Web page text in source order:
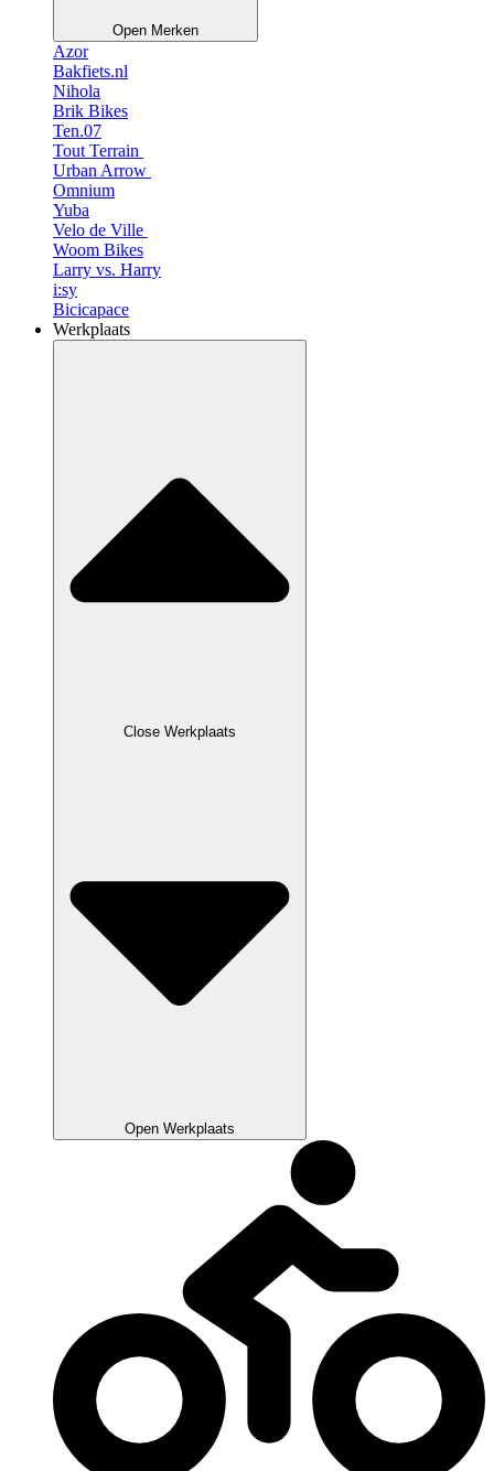
Open Merken
Azor
Bakfiets.nl
Nihola
Brik Bikes
Ten.07
Tout Terrain
Urban Arrow
Omnium
Yuba
Velo de Ville
Woom Bikes
Larry vs. Harry
i:sy
Bicicapace
Werkplaats
Close Werkplaats
Open Werkplaats